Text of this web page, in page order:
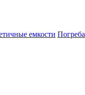
емкости Погреба